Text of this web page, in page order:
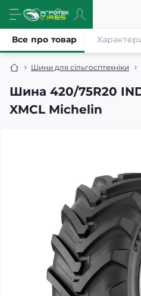
Шини для сільгосптехніки
Шина 420/75R20
XMCL Michelin
Все про товар